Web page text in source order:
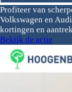
Profiteer van
Volkswagen en
kortingen en
Bekijk de actie